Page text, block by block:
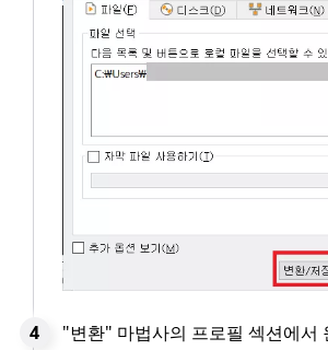
"변환" 마법사의 프로필 섹션에서